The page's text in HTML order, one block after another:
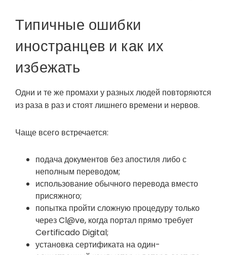
Типичные ошибки
иностранцев и как их
избежать
Одни и те же промахи у разных людей повторяются
из раза в раз и стоят лишнего времени и нервов.
Чаще всего встречается:
подача документов без апостиля либо с
неполным переводом;
использование обычного перевода вместо
присяжного;
попытка пройти сложную процедуру только
через Cl@ve, когда портал прямо требует
Certificado Digital;
установка сертификата на один-